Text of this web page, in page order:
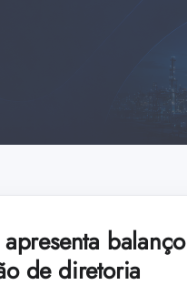
de diretoria